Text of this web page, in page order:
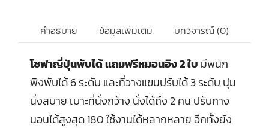
คำอธิบาย ข้อมูลเพิ่มเติม บทวิจารณ์ (0)
โซฟาญี่ปุ่นพับได้ แถมฟรีหมอนอิง 2 ใบ มีพนัก
พิงพับได้ 6 ระดับ และที่วางแขนปรับได้ 3 ระดับ นุ่ม
นั่งสบาย เบาะที่นั่งกว้าง นั่งได้ถึง 2 คน ปรับกาง
นอนได้สูงสุด 180 ใช้งานได้หลากหลาย อีกทั้งยัง